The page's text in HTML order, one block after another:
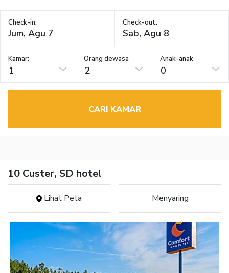
Check-in: Check-out:
Kamar:
1
Orang dewasa
2
Anak-anak
0
CARI KAMAR
10 Custer, SD hotel
Lihat Peta Menyaring